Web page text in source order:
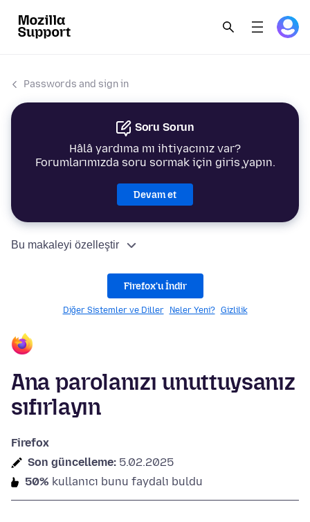
Passwords and sign in
Soru Sorun
Hâlâ yardıma mı ihtiyacınız var?
Forumlarımızda soru sormak için giriş yapın.
Devam et
Bu makaleyi özelleştir
Firefox'u İndir
Diğer Sistemler ve Diller Neler Yeni? Gizlilik
Ana parolanızı unuttuysanız
sıfırlayın
Firefox
Son güncelleme: 5.02.2025
50% kullanıcı bunu faydalı buldu